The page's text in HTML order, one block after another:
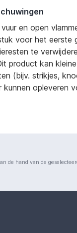
en open
voor het eerste
te
product kan
(bijv. strikjes,
kunnen opleveren
de hand van de